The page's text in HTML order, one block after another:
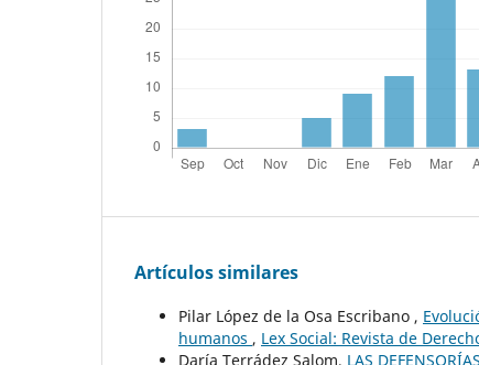
Artículos similares
Pilar López de la Osa Escribano ,
humanos , Lex Social: Revista de
Daría Terrádez Salom, LAS